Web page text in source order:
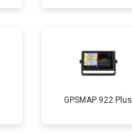
GPSMAP 922 Plus